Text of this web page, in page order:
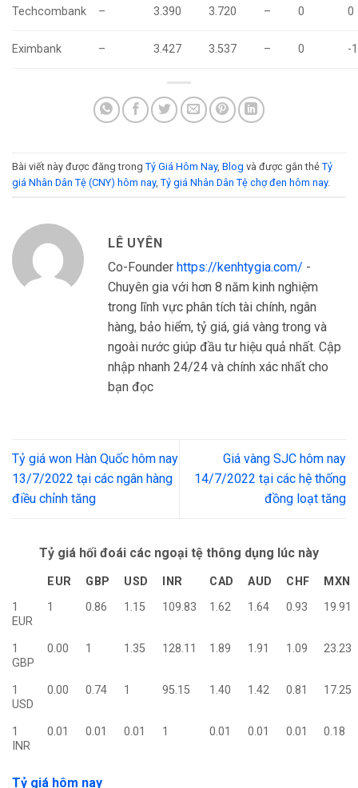
Techcombank – 3.390 3.720 – 0 0
Eximbank – 3.427 3.537 – 0 -1
Bài viết này được đăng trong Tỷ Giá Hôm Nay, Blog và được gắn thẻ Tỷ
giá Nhân Dân Tệ (CNY) hôm nay, Tỷ giá Nhân Dân Tệ chợ đen hôm nay.
LÊ UYÊN
Co-Founder https://kenhtygia.com/ -
Chuyên gia với hơn 8 năm kinh nghiệm
trong lĩnh vực phân tích tài chính, ngân
hàng, bảo hiểm, tỷ giá, giá vàng trong và
ngoài nước giúp đầu tư hiệu quả nhất. Cập
nhập nhanh 24/24 và chính xác nhất cho
bạn đọc
Tỷ giá won Hàn Quốc hôm nay
13/7/2022 tại các ngân hàng
điều chỉnh tăng
Giá vàng SJC hôm nay
14/7/2022 tại các hệ thống
đồng loạt tăng
Tỷ giá hối đoái các ngoại tệ thông dụng lúc này
EUR GBP USD INR CAD AUD CHF
MXN
1
EUR
1 0.86 1.15 109.83 1.62 1.64 0.93 19.91
1
GBP
0.00 1 1.35 128.11 1.89 1.91 1.09 23.23
1
USD
0.00 0.74 1 95.15 1.40 1.42 0.81 17.25
1
INR
0.01 0.01 0.01 1 0.01 0.01 0.01 0.18
Tỷ giá hôm nay